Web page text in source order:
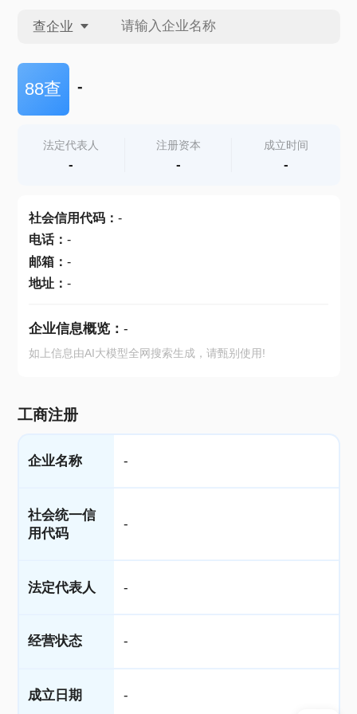
查企业
查企业
查产地
88查 -
法定代表人
-
注册资本
-
成立时间
-
社会信用代码： -
电话： -
邮箱： -
地址： -
企业信息概览： -
如上信息由AI大模型全网搜索生成，请甄别使用!
工商注册
企业名称 -
社会统一信
用代码
-
法定代表人 -
经营状态 -
成立日期 -